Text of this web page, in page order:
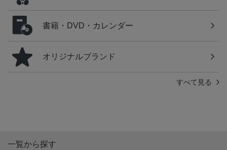
書籍・DVD・カレンダー
オリジナルブランド
すべて見る
一覧から探す